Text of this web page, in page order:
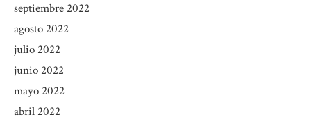
septiembre 2022
agosto 2022
julio 2022
junio 2022
mayo 2022
abril 2022